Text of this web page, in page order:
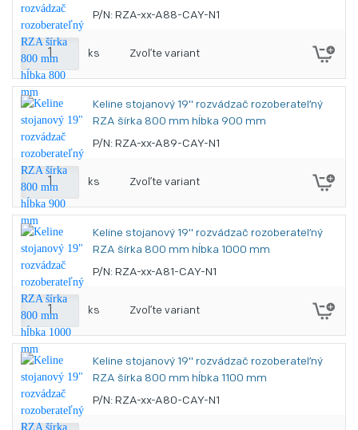
P/N: RZA-xx-A88-CAY-N1
ks Zvoľte variant
Keline stojanový 19" rozvádzač rozoberateľný
RZA šírka 800 mm hĺbka 900 mm
P/N: RZA-xx-A89-CAY-N1
ks Zvoľte variant
Keline stojanový 19" rozvádzač rozoberateľný
RZA šírka 800 mm hĺbka 1000 mm
P/N: RZA-xx-A81-CAY-N1
ks Zvoľte variant
Keline stojanový 19" rozvádzač rozoberateľný
RZA šírka 800 mm hĺbka 1100 mm
P/N: RZA-xx-A80-CAY-N1